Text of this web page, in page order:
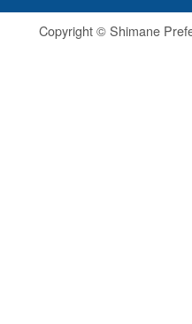
Copyright © Shimane